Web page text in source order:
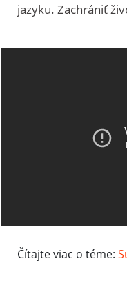
jazyku. Zachrániť
Čítajte viac o téme: